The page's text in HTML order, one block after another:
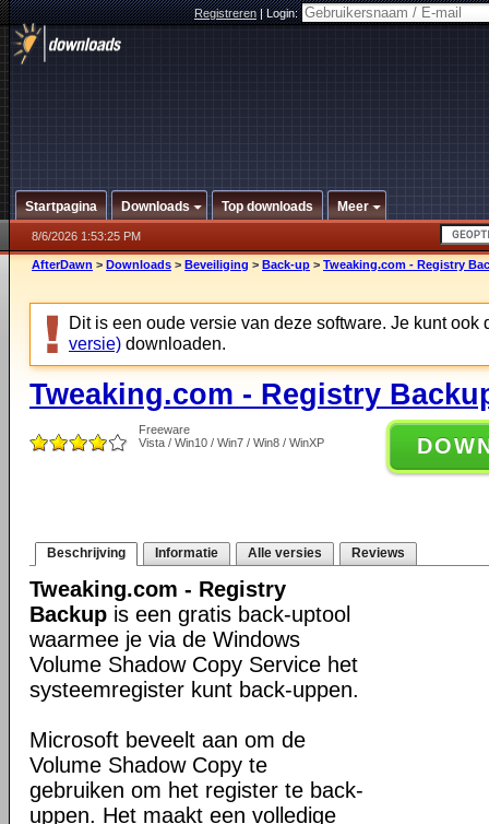
Registreren|Login:
Startpagina Downloads Top downloads Meer
8/6/2026 1:53:25 PM
AfterDawn > Downloads > Beveiliging > Back-up > Tweaking.com - Registry
Dit is een oude versie van deze software. Je kunt ook
versie) downloaden.
Tweaking.com - Registry
Freeware
Vista / Win10 / Win7 / Win8 / WinXP
Beschrijving Informatie Alle versies Reviews
Tweaking.com - Registry
Backup is een gratis back-uptool
waarmee je via de Windows
Volume Shadow Copy Service het
systeemregister kunt back-uppen.
Microsoft beveelt aan om de
Volume Shadow Copy te
gebruiken om het register te back-
uppen. Het maakt een volledige